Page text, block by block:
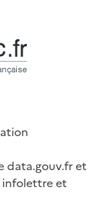
data.gouv.fr et
infolettre et